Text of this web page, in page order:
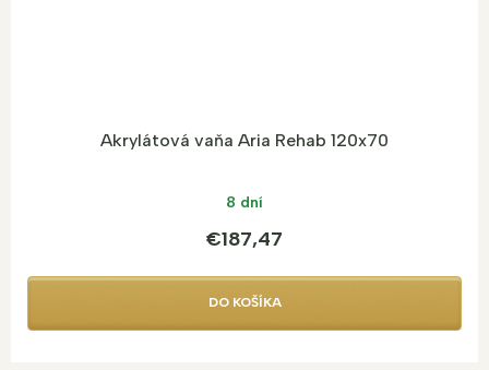
Akrylátová vaňa Aria Rehab 120x70
8 dní
€187,47
DO KOŠÍKA